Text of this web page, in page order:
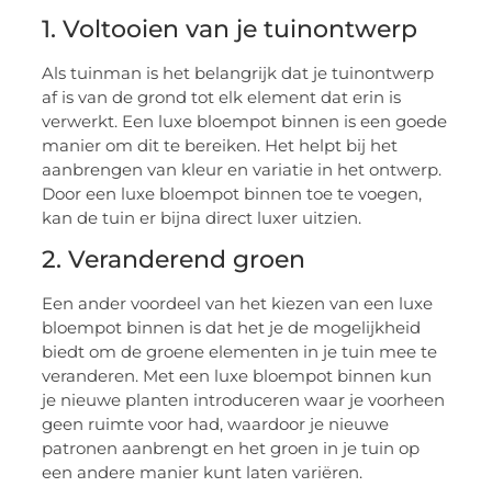
1. Voltooien van je tuinontwerp
Als tuinman is het belangrijk dat je tuinontwerp
af is van de grond tot elk element dat erin is
verwerkt. Een luxe bloempot binnen is een goede
manier om dit te bereiken. Het helpt bij het
aanbrengen van kleur en variatie in het ontwerp.
Door een luxe bloempot binnen toe te voegen,
kan de tuin er bijna direct luxer uitzien.
2. Veranderend groen
Een ander voordeel van het kiezen van een luxe
bloempot binnen is dat het je de mogelijkheid
biedt om de groene elementen in je tuin mee te
veranderen. Met een luxe bloempot binnen kun
je nieuwe planten introduceren waar je voorheen
geen ruimte voor had, waardoor je nieuwe
patronen aanbrengt en het groen in je tuin op
een andere manier kunt laten variëren.